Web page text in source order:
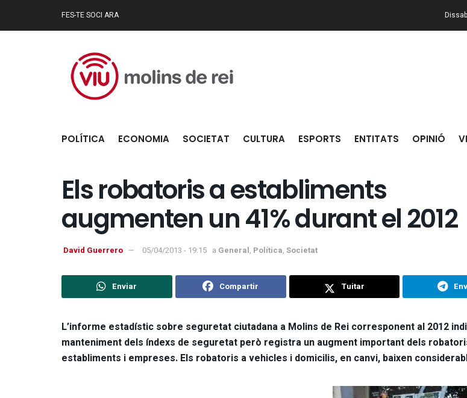
FES-TE SOCI ARA
POLÍTICA ECONOMIA SOCIETAT CULTURA ESPORTS ENTITATS OPINIÓ
Els robatoris a establiments
augmenten un 41% durant el 2012
David Guerrero 05/04/2013 - 19:15 a General, Política,Societat
Enviar Compartir Tuitar
L’informe estadístic sobre seguretat ciutadana a Molins de Rei corresponent al 2012
manteniment dels índexs de seguretat però registra un augment important dels
establiments i empreses. Els robatoris a vehicles i domicilis, en canvi, baixen